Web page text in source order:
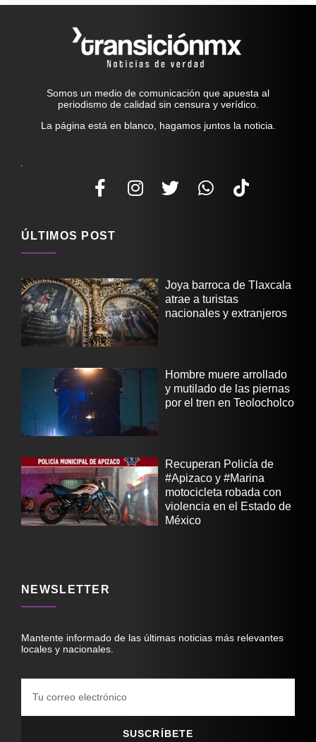
Somos un medio de comunicación que apuesta al
periodismo de calidad sin censura y verídico.
La página está en blanco, hagamos juntos la noticia.
ÚLTIMOS POST
Joya barroca de Tlaxcala
atrae a turistas
nacionales y extranjeros
Hombre muere arrollado
y mutilado de las piernas
por el tren en Teolocholco
Recuperan Policía de
#Apizaco y #Marina
motocicleta robada con
violencia en el Estado de
México
NEWSLETTER
Mantente informado de las últimas noticias más relevantes
locales y nacionales.
SUSCRÍBETE